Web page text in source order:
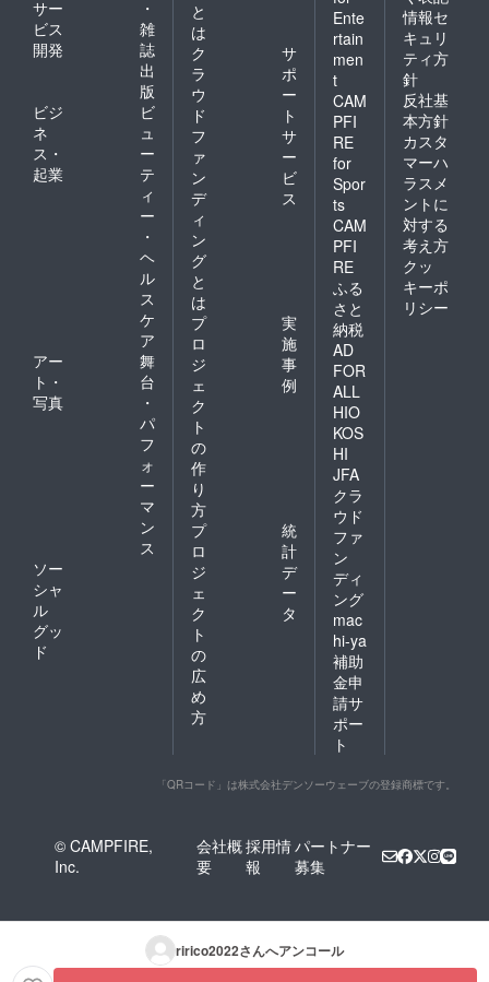
サー
ビス
開発
・
雑
誌
出
版
ビジ
ネ
ス・
起業
ビ
ュ
ー
テ
ィ
ー
・
ヘ
ル
ス
ケ
ア
アー
ト・
写真
舞
台
・
パ
フ
ォ
ー
マ
ン
ス
ソー
シャ
ル
グッ
ド
と
は
ク
ラ
ウ
ド
フ
ァ
ン
デ
ィ
ン
グ
と
は
サ
ポ
ー
ト
サ
ー
ビ
ス
プ
ロ
ジ
ェ
ク
ト
の
作
り
方
実
施
事
例
プ
ロ
ジ
ェ
ク
ト
の
広
め
方
統
計
デ
ー
タ
Ente
rtain
men
t
CAM
PFI
RE
for
Spor
ts
CAM
PFI
RE
ふる
さと
納税
AD
FOR
ALL
HIO
KOS
HI
JFA
クラ
ウド
ファ
ン
ディ
ング
mac
hi-ya
補助
金申
請サ
ポー
ト
情報セ
キュリ
ティ方
針
反社基
本方針
カスタ
マーハ
ラスメ
ントに
対する
考え方
クッ
キーポ
リシー
「QRコード」は株式会社デンソーウェーブの登録商標です。
© CAMPFIRE,
Inc.
会社概
要
採用情
報
パートナー
募集
ririco2022さんへアンコール